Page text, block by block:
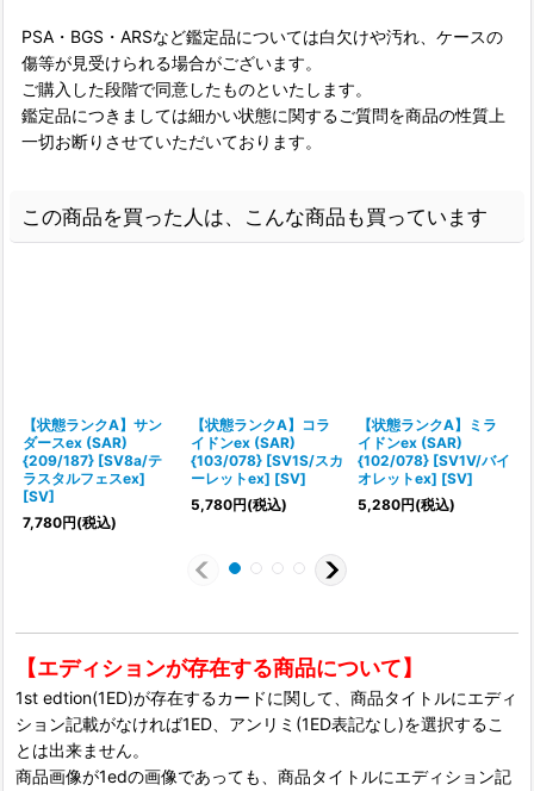
PSA・BGS・ARSなど鑑定品については白欠けや汚れ、ケースの
傷等が見受けられる場合がございます。
ご購入した段階で同意したものといたします。
鑑定品につきましては細かい状態に関するご質問を商品の性質上
一切お断りさせていただいております。
この商品を買った人は、こんな商品も買っています
【状態ランクA】サン
ダースex (SAR)
{209/187} [SV8a/テ
ラスタルフェスex]
[SV]
7,780円(税込)
【状態ランクA】コラ
イドンex (SAR)
{103/078} [SV1S/スカ
ーレットex] [SV]
5,780円(税込)
【状態ランクA】ミラ
イドンex (SAR)
{102/078} [SV1V/バイ
オレットex] [SV]
5,280円(税込)
【エディションが存在する商品について】
1st edtion(1ED)が存在するカードに関して、商品タイトルにエディ
ション記載がなければ1ED、アンリミ(1ED表記なし)を選択するこ
とは出来ません。
商品画像が1edの画像であっても、商品タイトルにエディション記